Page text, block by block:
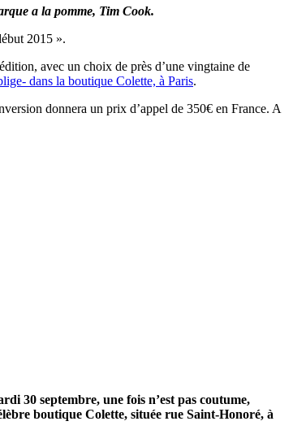
a la pomme, Tim Cook.
2015 ».
avec un choix de près d’une vingtaine de
dans la boutique Colette, à Paris.
donnera un prix d’appel de 350€ en France. A
30 septembre, une fois n’est pas coutume,
boutique Colette, située rue Saint-Honoré, à